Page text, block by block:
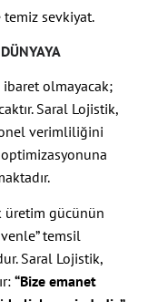
temiz sevkiyat.
olmayacak;
Saral Lojistik,
verimliliğini
üretim gücünün
temsil
Saral Lojistik,
“Bize emanet